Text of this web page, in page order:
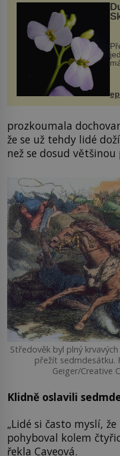
prozkoumala
že se už tehdy lidé
než se dosud
Středověk byl plný
přežít sedmdesátku.
Geiger/Creative
Klidně oslavili
„Lidé si často myslí,
pohyboval kolem
řekla Caveová.